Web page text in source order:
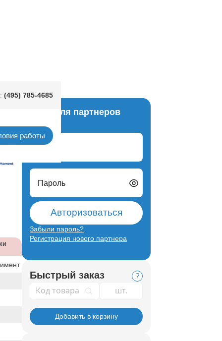
(495) 785-4685
работы
Вход для партнеров
Логин
Пароль
Авторизоваться
Забыли пароль?
Регистрация нового партнера
Быстрый заказ ?
Код товара
Добавить в корзину